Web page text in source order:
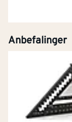
Anbefalinger